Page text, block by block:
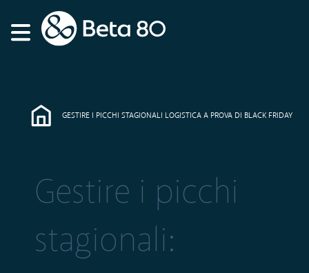
GESTIRE I PICCHI STAGIONALI LOGISTICA A PROVA DI BLACK FRIDAY
Gestire i picchi
stagionali: